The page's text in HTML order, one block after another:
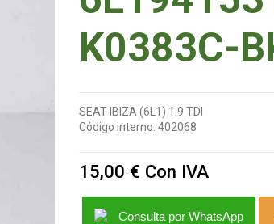
K0383C-
SEAT IBIZA (6L1) 1.9 TDI
Código interno: 402068
15,00 € Con IVA
Consulta por WhatsApp